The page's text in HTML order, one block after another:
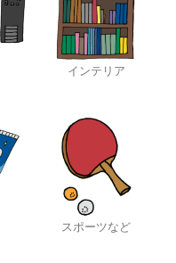
インテリア
スポーツなど